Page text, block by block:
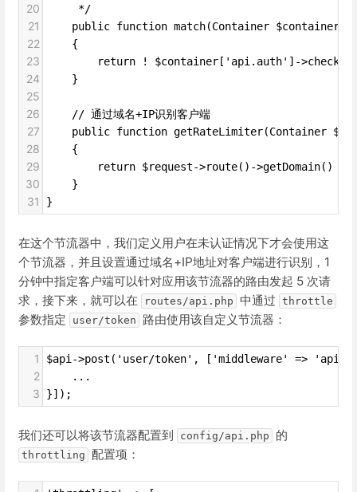
20
     */
21
    public function match(Container $container)
22
    {
23
return ! $container['api.auth']-
24
    }
25
26
    // 通过域名+IP识别客户端
27
public function getRateLimiter(Container
28
    {
29
return $request->route()->getDomain() .
30
    }
31 }
在这个节流器中，我们定义用户在未认证情况下才会使用这
个节流器，并且设置通过域名+IP地址对客户端进行识别，1
分钟中指定客户端可以针对应用该节流器的路由发起 5 次请
求，接下来，就可以在
routes/api.php 中通过 throttle
参数指定 user/token 路由使用该自定义节流器：
1 $api->post('user/token', ['middleware' =>
2
    ...
3 }]);
我们还可以将该节流器配置到 config/api.php 的
throttling 配置项：